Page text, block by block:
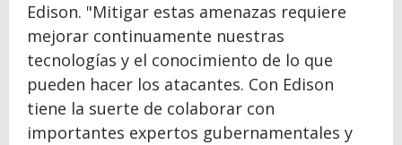
Edison. "Mitigar estas amenazas requiere
mejorar continuamente nuestras
tecnologías y el conocimiento de lo que
pueden hacer los atacantes. Con Edison
tiene la suerte de colaborar con
importantes expertos gubernamentales y